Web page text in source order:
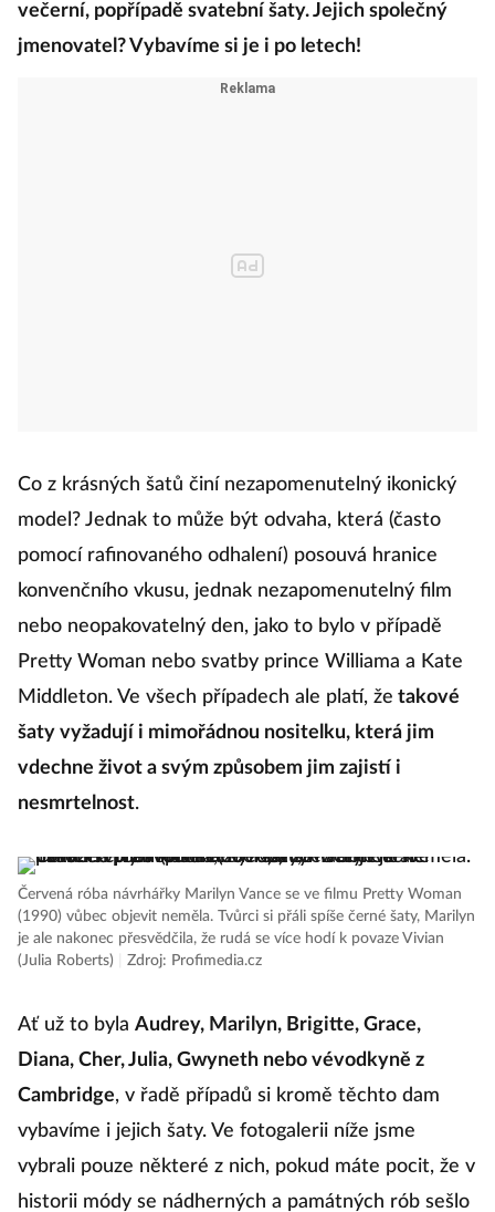
večerní, popřípadě svatební šaty. Jejich společný
jmenovatel? Vybavíme si je i po letech!
Co z krásných šatů činí nezapomenutelný ikonický
model? Jednak to může být odvaha, která (často
pomocí rafinovaného odhalení) posouvá hranice
konvenčního vkusu, jednak nezapomenutelný film
nebo neopakovatelný den, jako to bylo v případě
Pretty Woman nebo svatby prince Williama a Kate
Middleton. Ve všech případech ale platí, že takové
šaty vyžadují i mimořádnou nositelku, která jim
vdechne život a svým způsobem jim zajistí i
nesmrtelnost.
Červená róba návrhářky Marilyn Vance se ve filmu Pretty Woman
(1990) vůbec objevit neměla. Tvůrci si přáli spíše černé šaty, Marilyn
je ale nakonec přesvědčila, že rudá se více hodí k povaze Vivian
(Julia Roberts)
Zdroj: Profimedia.cz
Ať už to byla Audrey, Marilyn, Brigitte, Grace,
Diana, Cher, Julia, Gwyneth nebo vévodkyně z
Cambridge, v řadě případů si kromě těchto dam
vybavíme i jejich šaty. Ve fotogalerii níže jsme
vybrali pouze některé z nich, pokud máte pocit, že v
historii módy se nádherných a památných rób sešlo